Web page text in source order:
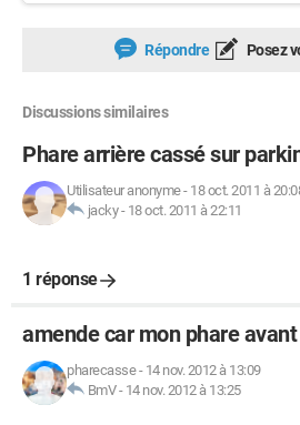
Répondre Posez
Discussions similaires
Phare arrière cassé sur
Utilisateur anonyme- 18 oct. 2011 à
jacky- 18 oct. 2011 à 22:11
1 réponse
amende car mon phare
pharecasse- 14 nov. 2012 à 13:09
BmV- 14 nov. 2012 à 13:25